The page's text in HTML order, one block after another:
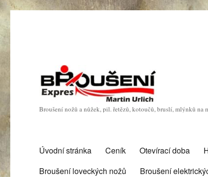
Broušení nožů a nůžek, pil. řetězů, kotoučů, bruslí, mlýnků na
Úvodní stránka Ceník Otevírací doba
Broušení loveckých nožů
Broušení